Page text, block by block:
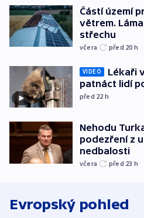
Částí území
větrem.
střechu
včera před 20 h
VIDEO
Lékaři
patnáct lidí
před 22 h
Nehodu
podezření z
nedbalosti
včera před 23 h
Evropský pohled